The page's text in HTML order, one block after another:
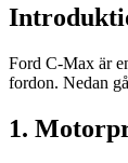
Ford C-Max är
fordon. Nedan
1.